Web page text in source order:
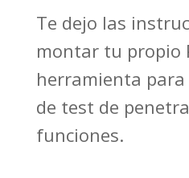
Te dejo las
montar tu propio
herramienta
de test de
funciones.